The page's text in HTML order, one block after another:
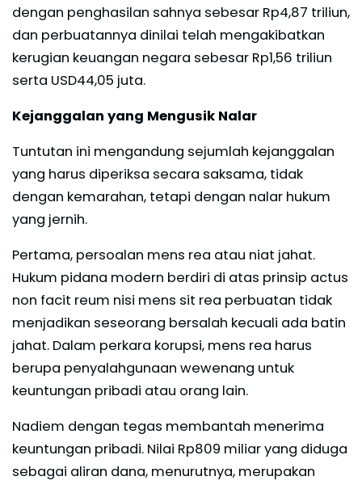
dengan penghasilan sahnya sebesar Rp4,87 triliun,
dan perbuatannya dinilai telah mengakibatkan
kerugian keuangan negara sebesar Rp1,56 triliun
serta USD44,05 juta.
Kejanggalan yang Mengusik Nalar
Tuntutan ini mengandung sejumlah kejanggalan
yang harus diperiksa secara saksama, tidak
dengan kemarahan, tetapi dengan nalar hukum
yang jernih.
Pertama, persoalan mens rea atau niat jahat.
Hukum pidana modern berdiri di atas prinsip actus
non facit reum nisi mens sit rea perbuatan tidak
menjadikan seseorang bersalah kecuali ada batin
jahat. Dalam perkara korupsi, mens rea harus
berupa penyalahgunaan wewenang untuk
keuntungan pribadi atau orang lain.
Nadiem dengan tegas membantah menerima
keuntungan pribadi. Nilai Rp809 miliar yang diduga
sebagai aliran dana, menurutnya, merupakan